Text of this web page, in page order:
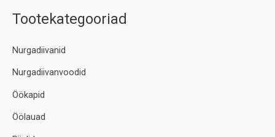
Tootekategooriad
Nurgadiivanid
Nurgadiivanvoodid
Öökapid
Öölauad